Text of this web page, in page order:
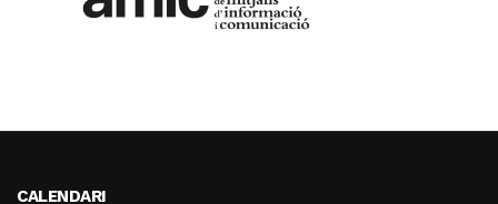
CALENDARI